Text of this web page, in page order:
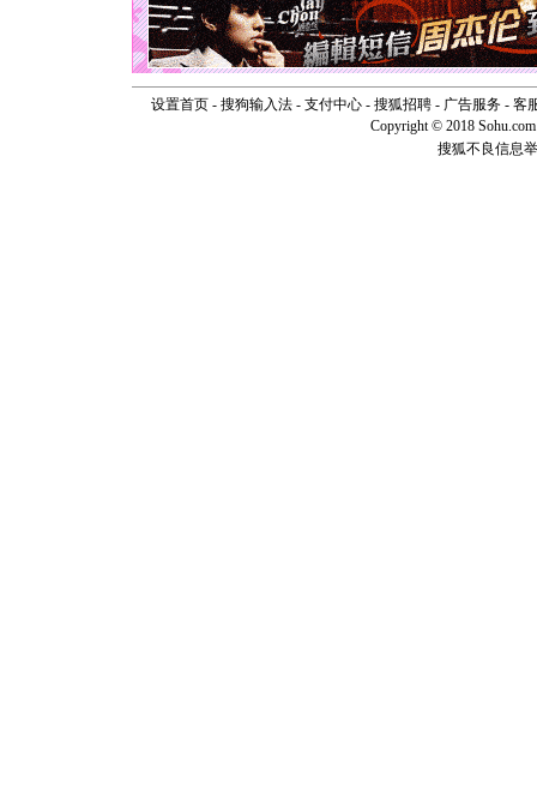
[圣诞节]
如意,快
[元旦]看
断电。爱
你是我专
[元旦]
起；二是
离。水晶
设置首页- 搜狗输入法- 支付中心- 搜狐招聘- 广告服务- 客
Copyright © 2018
搜狐不良信息